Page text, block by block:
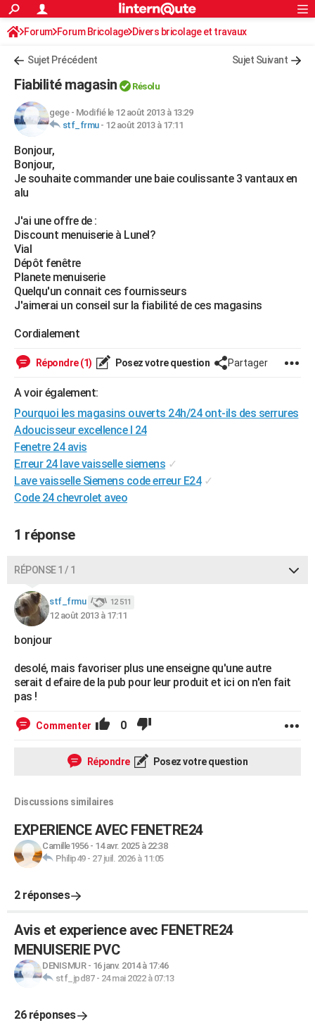
ACTUALITÉS
Politique
Société
Faits Divers
Education
Monde
Villes
+
FINANCE
Retraite
Impôts
Epargne
Immobilier
Risques naturels par ville
Banque
Assurance
Crédit
AUTO
Essais
Réserver un essai
Citadines
Berlines
SUV
Forum auto
+HIGH-TECH
Mobiles
Meilleur smartphone
Internet
Ordinateurs
Jeux vidéo
Guide high-tech
+BRICOLAGE
Forum
Aménagement intérieur
Extérieur
Cuisine
Salle de bains
Jardinage
Rangement
WEEK-END
Guides de France
Escapades
Patrimoine
Expositions
Musées
Week-end nature
+LIFESTYLE
Art de vivre
Bien-être
Loisirs
Mode
Modes de vie
SANTE
Alimentation
Guide de la santé
Maladies
Médicaments
Sommeil
VOYAGE
Destinations
City break
Voyage nature
Voyage de noces
Forum
Climat
+PHOTO
GUIDES D'ACHAT
BONS PLANS
CARTE DE VOEUX
Carte de Noël
Carte Bonne année
Carte Saint-Valentin
Carte Pâques
Carte d'anniversaire
DICTIONNAIRE
Dictionnaire
Biographies
Citations
Expressions
Proverbes
PROGRAMME TV
COPAINS D'AVANT
S'inscrire
Se connecter
Lycées
Collèges
Primaires
Universités
Entreprises
Service militaire
Avis de recherche
AVIS DE DÉCÈS
Rechercher
S'inscrire
Connexion
Forum Forum Bricolage Divers bricolage et travaux
Sujet Précédent Sujet Suivant
Fiabilité magasin Résolu
gege- Modifié le 12 août 2013 à 13:29
stf_frmu- 12 août 2013 à 17:11
Bonjour,
Bonjour,
Je souhaite commander une baie coulissante 3 vantaux en
alu
J'ai une offre de :
Discount menuiserie à Lunel?
Vial
Dépôt fenêtre
Planete menuiserie
Quelqu'un connait ces fournisseurs
J'aimerai un conseil sur la fiabilité de ces magasins
Cordialement
Répondre (1) Posez votre question Partager
A voir également:
Pourquoi les magasins ouverts 24h/24 ont-ils des serrures
Adoucisseur excellence l 24
Fenetre 24 avis
Erreur 24 lave vaisselle siemens ✓
Lave vaisselle Siemens code erreur E24 ✓
Code 24 chevrolet aveo
1 réponse
RÉPONSE 1 / 1
stf_frmu 12 511
12 août 2013 à 17:11
bonjour
desolé, mais favoriser plus une enseigne qu'une autre
serait d efaire de la pub pour leur produit et ici on n'en fait
pas !
Commenter 0
Répondre Posez votre question
Discussions similaires
EXPERIENCE AVEC FENETRE24
Camille1956- 14 avr. 2025 à 22:38
Philip49- 27 juil. 2026 à 11:05
2 réponses
Avis et experience avec FENETRE24
MENUISERIE PVC
DENISMUR- 16 janv. 2014 à 17:46
stf_jpd87- 24 mai 2022 à 07:13
26 réponses